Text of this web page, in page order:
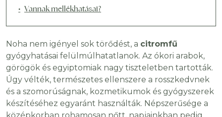
Vannak mellékhatásai?
Noha nem igényel sok törődést, a citromfű
gyógyhatásai felülmúlhatatlanok. Az ókori arabok,
görögök és egyiptomiak nagy tiszteletben tartották.
Úgy vélték, természetes ellenszere a rosszkedvnek
és a szomorúságnak, kozmetikumok és gyógyszerek
készítéséhez egyaránt használták. Népszerűsége a